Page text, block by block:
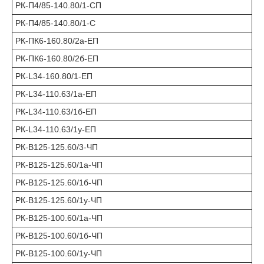
РК-П4/85-140.80/1-СП
РК-П4/85-140.80/1-С
РК-ПК6-160.80/2а-ЕП
РК-ПК6-160.80/2б-ЕП
РК-L34-160.80/1-ЕП
РК-L34-110.63/1а-ЕП
РК-L34-110.63/1б-ЕП
РК-L34-110.63/1у-ЕП
РК-В125-125.60/3-ЧП
РК-В125-125.60/1а-ЧП
РК-В125-125.60/1б-ЧП
РК-В125-125.60/1у-ЧП
РК-В125-100.60/1а-ЧП
РК-В125-100.60/1б-ЧП
РК-В125-100.60/1у-ЧП